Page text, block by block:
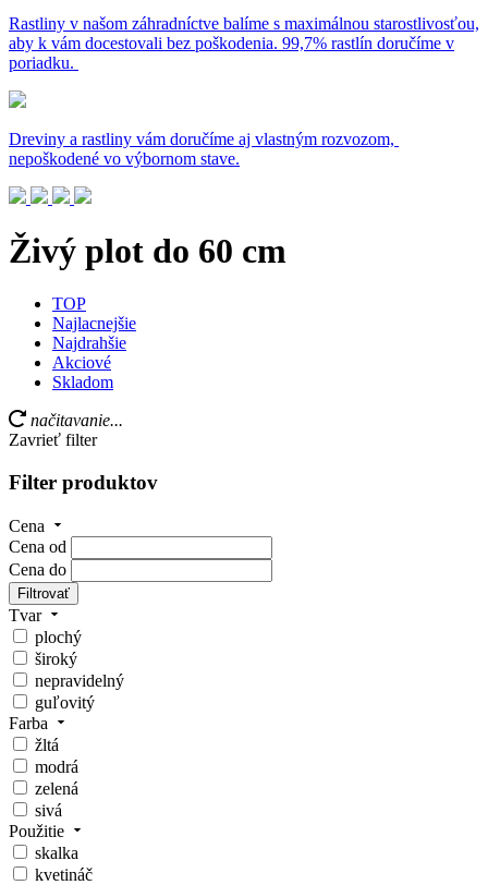
Rastliny v našom záhradníctve balíme s maximálnou starostlivosťou,
aby k vám docestovali bez poškodenia. 99,7% rastlín doručíme v
poriadku.
Dreviny a rastliny vám doručíme aj vlastným rozvozom,
nepoškodené vo výbornom stave.
Živý plot do 60 cm
TOP
Najlacnejšie
Najdrahšie
Akciové
Skladom
načitavanie...
Zavrieť filter
Filter produktov
Cena
Cena od
Cena do
Filtrovať
Tvar
plochý
široký
nepravidelný
guľovitý
Farba
žltá
modrá
zelená
sivá
Použitie
skalka
kvetináč